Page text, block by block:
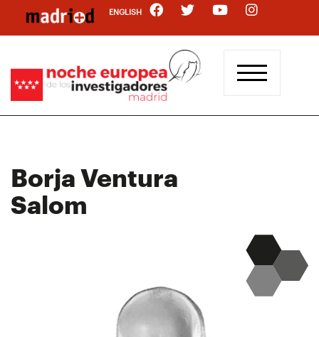
contenido
ENGLISH
Borja Ventura
Salom